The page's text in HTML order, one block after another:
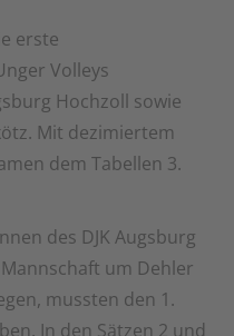
erste
Volleys
Hochzoll sowie
Mit dezimiertem
dem Tabellen 3.
des DJK Augsburg
um Dehler
mussten den 1.
In den Sätzen 2 und